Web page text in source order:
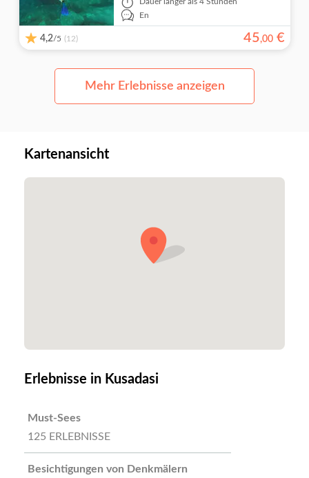
En
4,2/5 (12) 45,00 €
Mehr Erlebnisse anzeigen
Kartenansicht
Erlebnisse in Kusadasi
Must-Sees
125 ERLEBNISSE
Besichtigungen von Denkmälern